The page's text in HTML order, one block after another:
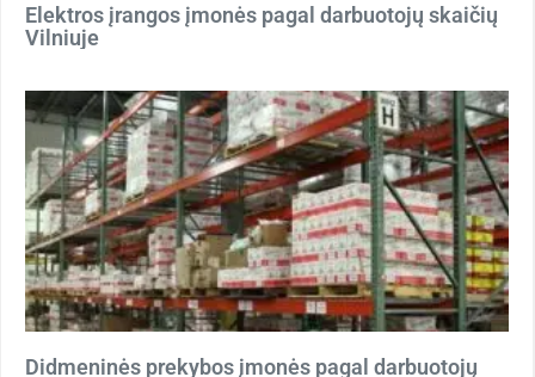
Elektros įrangos įmonės pagal darbuotojų skaičių
Vilniuje
Didmeninės prekybos įmonės pagal darbuotojų